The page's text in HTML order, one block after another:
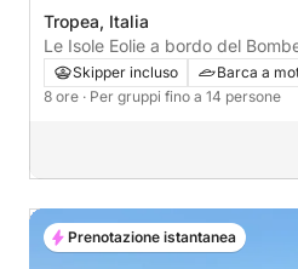
Tropea, Italia
Le Isole Eolie a bordo del
mare cristallino
Skipper incluso
Barca a
8 ore · Per gruppi fino a 14 persone
Prenotazione istantanea